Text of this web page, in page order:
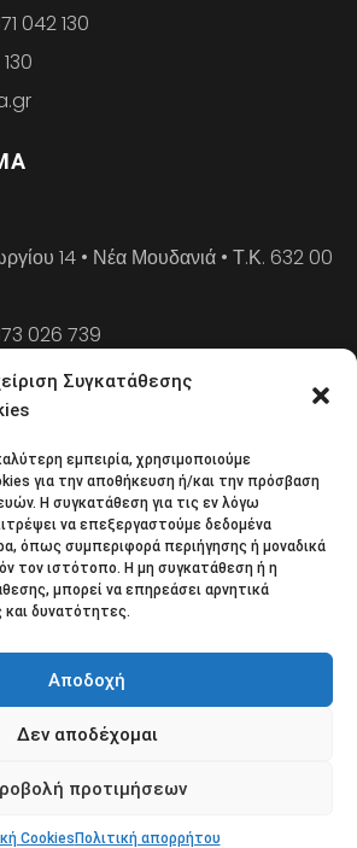
Συγκατάθεσης
εμπειρία, χρησιμοποιούμε
για την αποθήκευση ή/και την πρόσβαση
Η συγκατάθεση για τις εν λόγω
να επεξεργαστούμε δεδομένα
όπως συμπεριφορά περιήγησης ή μοναδικά
τον ιστότοπο. Η μη συγκατάθεση ή η
μπορεί να επηρεάσει αρνητικά
και δυνατότητες.
Αποδοχή
Δεν αποδέχομαι
προτιμήσεων
Cookies Πολιτική απορρήτου
042 130
14 • Νέα Μουδανιά • Τ.Κ. 632 00
026 739
739
μας φυλλάδιο και μείνετε
επικαιρότητας.
απορρήτου